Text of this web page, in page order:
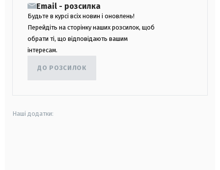
Email - розсилка
Будьте в курсі всіх новин і оновлень!
Перейдіть на сторінку наших розсилок, щоб
обрати ті, що відповідають вашим
інтересам.
ДО РОЗСИЛОК
Наші додатки: